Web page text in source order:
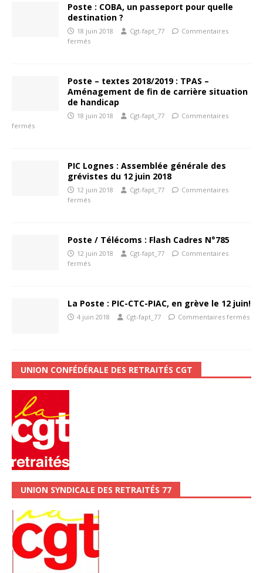
Poste : COBA, un passeport pour quelle
destination ?
18 juin 2018 Cgt-fapt_77
Commentaires
fermés
Poste – textes 2018/2019 : TPAS –
Aménagement de fin de carrière situation
de handicap
18 juin 2018 Cgt-fapt_77
Commentaires
fermés
PIC Lognes : Assemblée générale des
grévistes du 12 juin 2018
12 juin 2018 Cgt-fapt_77
Commentaires
fermés
Poste / Télécoms : Flash Cadres N°785
12 juin 2018 Cgt-fapt_77
Commentaires
fermés
La Poste : PIC-CTC-PIAC, en grève le 12 juin!
4 juin 2018 Cgt-fapt_77 Commentaires fermés
UNION CONFÉDÉRALE DES RETRAITÉS CGT
UNION SYNDICALE DES RETRAITÉS 77